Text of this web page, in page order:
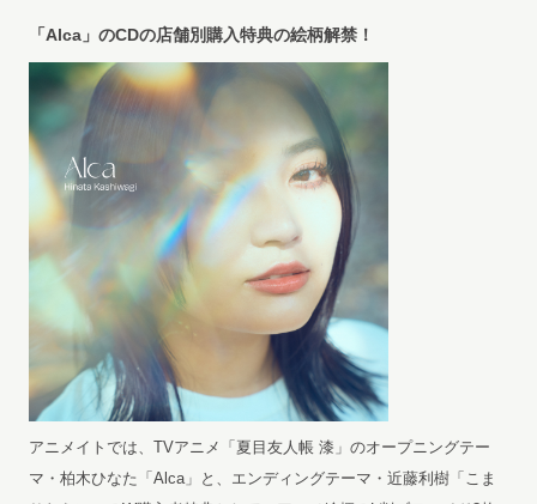
「Alca」のCDの店舗別購入特典の絵柄解禁！
アニメイトでは、TVアニメ「夏目友人帳 漆」のオープニングテー
マ・柏木ひなた「Alca」と、エンディングテーマ・近藤利樹「こま